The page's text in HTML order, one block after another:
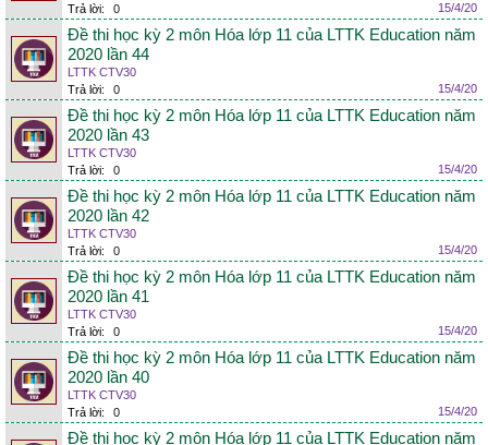
Trả lời:
0 15/4/20
Đề thi học kỳ 2 môn Hóa lớp 11 của LTTK Education năm
2020 lần 44
LTTK CTV30
Trả lời:
0 15/4/20
Đề thi học kỳ 2 môn Hóa lớp 11 của LTTK Education năm
2020 lần 43
LTTK CTV30
Trả lời:
0 15/4/20
Đề thi học kỳ 2 môn Hóa lớp 11 của LTTK Education năm
2020 lần 42
LTTK CTV30
Trả lời:
0 15/4/20
Đề thi học kỳ 2 môn Hóa lớp 11 của LTTK Education năm
2020 lần 41
LTTK CTV30
Trả lời:
0 15/4/20
Đề thi học kỳ 2 môn Hóa lớp 11 của LTTK Education năm
2020 lần 40
LTTK CTV30
Trả lời:
0 15/4/20
Đề thi học kỳ 2 môn Hóa lớp 11 của LTTK Education năm